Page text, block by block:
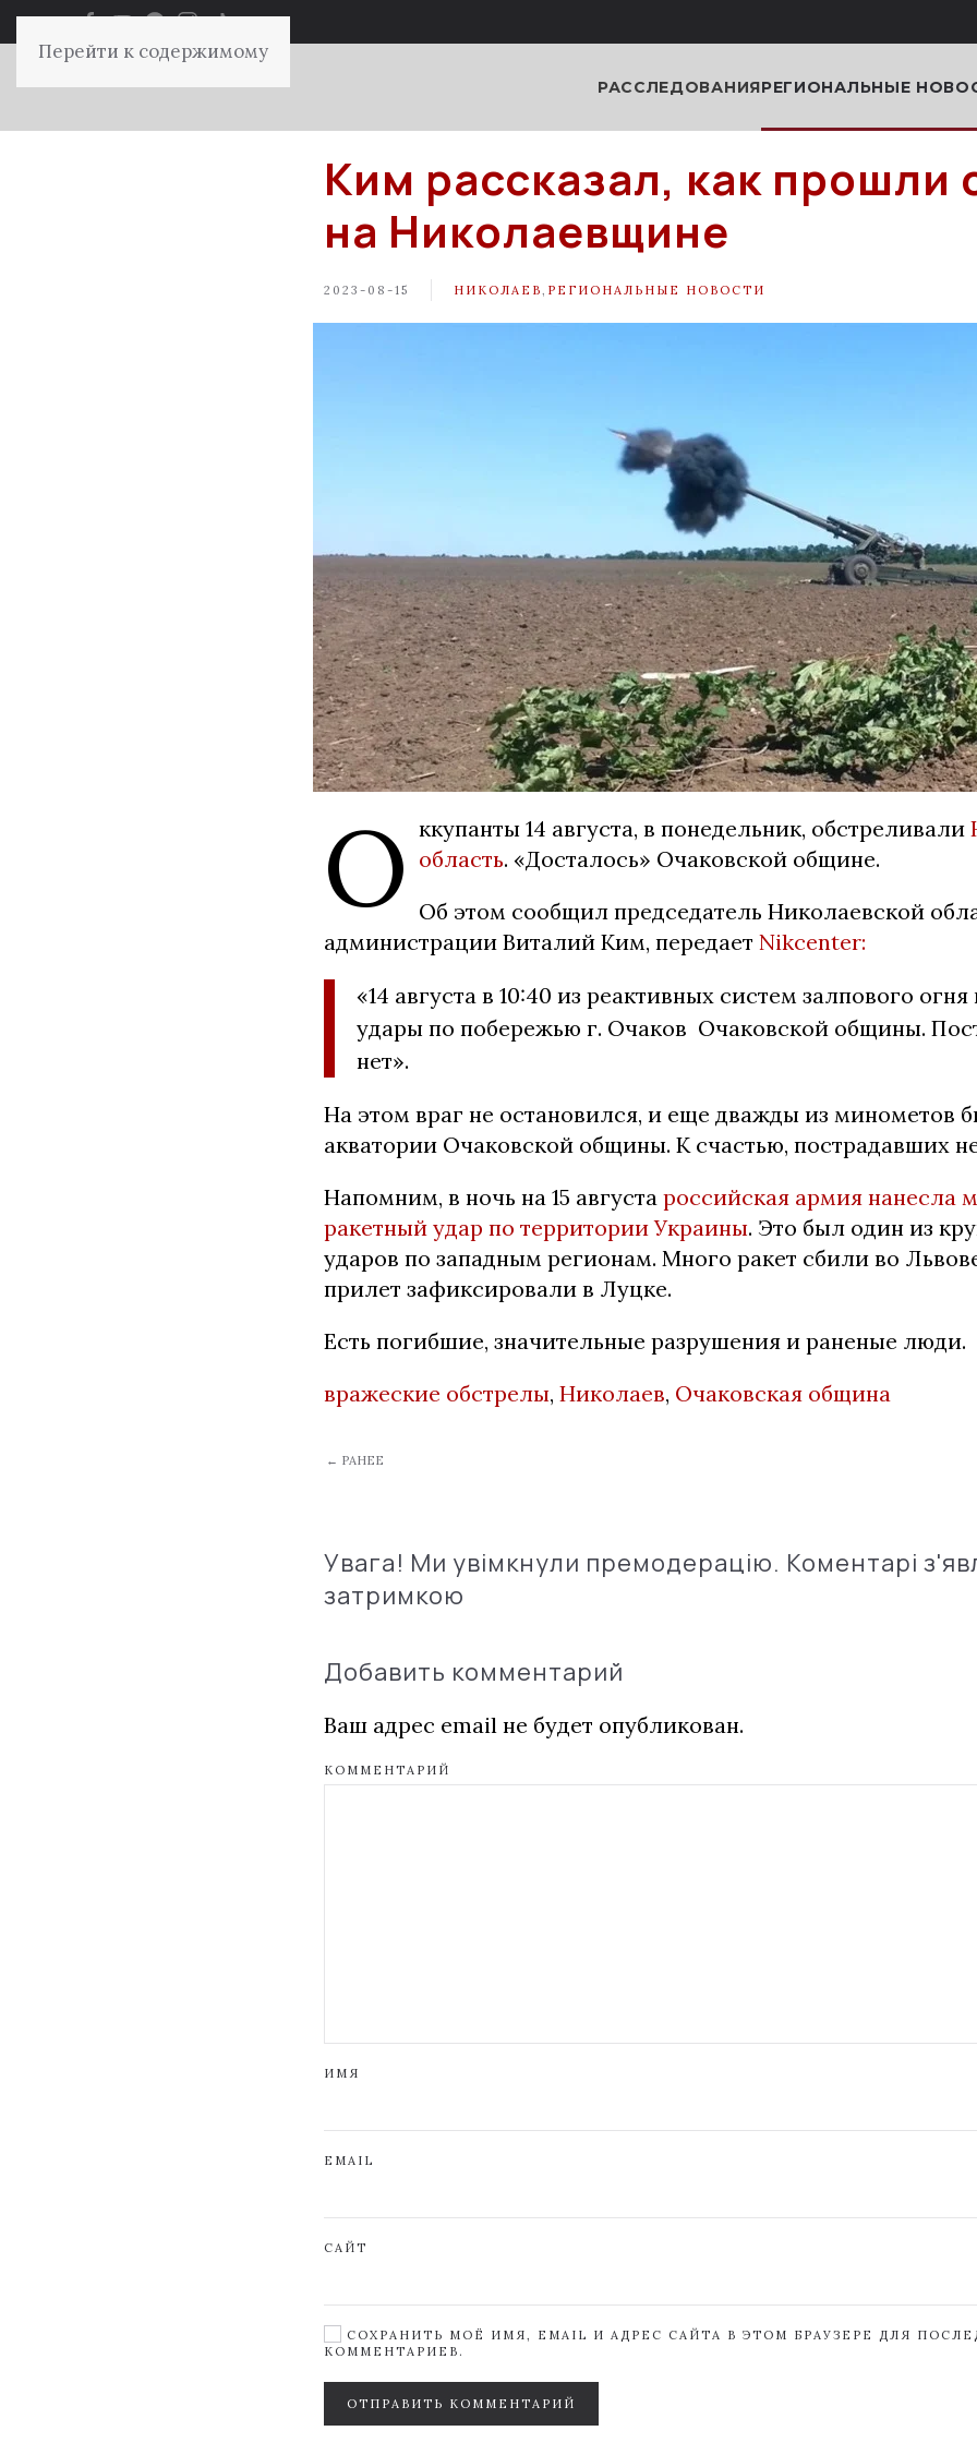
Перейти к содержимому
РАССЛЕДОВАНИЯРЕГИОНАЛЬНЫЕ
Ким рассказал, как прошли
на Николаевщине
2023-08-15 НИКОЛАЕВ РЕГИОНАЛЬНЫЕ НОВОСТИ
О ккупанты 14 августа, в понедельник, обстреливали
область. «Досталось» Очаковской общине.
Об этом сообщил председатель Николаевской
администрации Виталий Ким, передает Nikcenter:
«14 августа в 10:40 из реактивных систем залпового
удары по побережью г. Очаков Очаковской общины.
нет».
На этом враг не остановился, и еще дважды из минометов
акватории Очаковской общины. К счастью, пострадавших
Напомним, в ночь на 15 августа российская армия нанесла
ракетный удар по территории Украины. Это был один из
ударов по западным регионам. Много ракет сбили во
прилет зафиксировали в Луцке.
Есть погибшие, значительные разрушения и раненые люди.
вражеские обстрелы, Николаев, Очаковская община
← РАНЕЕ
Увага! Ми увімкнули премодерацію. Коментарі
затримкою
Добавить комментарий
Ваш адрес email не будет опубликован.
КОММЕНТАРИЙ
ИМЯ
EMAIL
САЙТ
СОХРАНИТЬ МОЁ ИМЯ, EMAIL И АДРЕС САЙТА В ЭТОМ БРАУЗЕРЕ ДЛЯ
КОММЕНТАРИЕВ.
ОТПРАВИТЬ КОММЕНТАРИЙ